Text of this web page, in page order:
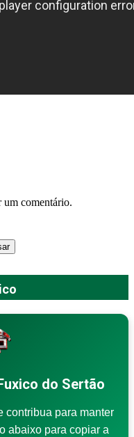
um comentário.
do Sertão
contribua para manter
abaixo para copiar a